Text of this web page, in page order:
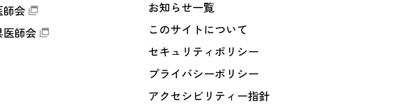
師会
医師会
お知らせ一覧
このサイトについて
セキュリティポリシー
プライバシーポリシー
アクセシビリティー指針